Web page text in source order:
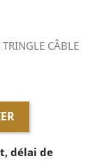
CÂBLE
délai de